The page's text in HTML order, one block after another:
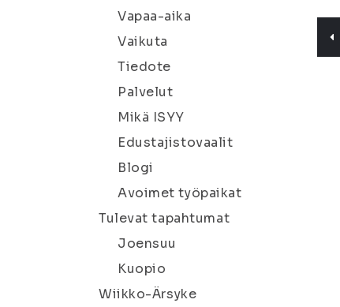
Vapaa-aika
Vaikuta
Tiedote
Palvelut
Mikä ISYY
Edustajistovaalit
Blogi
Avoimet työpaikat
Tulevat tapahtumat
Joensuu
Kuopio
Wiikko-Ärsyke